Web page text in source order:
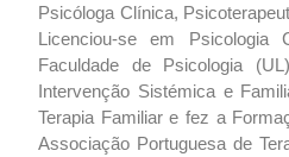
Psicóloga Clínica,
Licenciou-se em Psicologia
Faculdade de Psicologia
Intervenção Sistémica e
Terapia Familiar e fez a
Associação Portuguesa de